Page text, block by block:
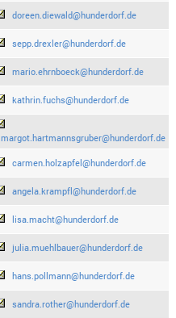
doreen.diewald@hunderdorf.de
sepp.drexler@hunderdorf.de
mario.ehrnboeck@hunderdorf.de
kathrin.fuchs@hunderdorf.de
margot.hartmannsgruber@hunderdorf.de
carmen.holzapfel@hunderdorf.de
angela.krampfl@hunderdorf.de
lisa.macht@hunderdorf.de
julia.muehlbauer@hunderdorf.de
hans.pollmann@hunderdorf.de
sandra.rother@hunderdorf.de